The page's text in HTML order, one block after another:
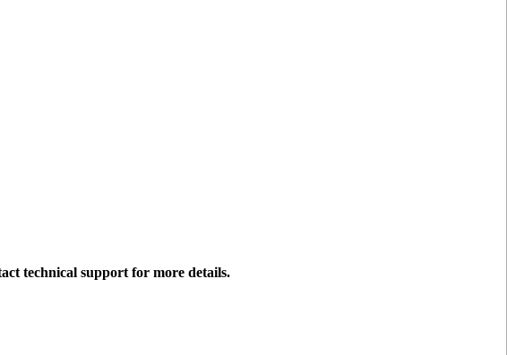
technical support for more details.